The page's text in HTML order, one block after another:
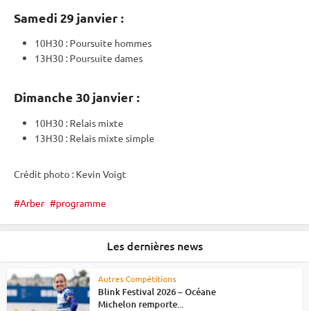
Samedi 29 janvier :
10H30 : Poursuite hommes
13H30 : Poursuite dames
Dimanche 30 janvier :
10H30 : Relais mixte
13H30 : Relais mixte simple
Crédit photo : Kevin Voigt
Arber programme
Les dernières news
Autres Compétitions
Blink Festival 2026 – Océane
Michelon remporte...